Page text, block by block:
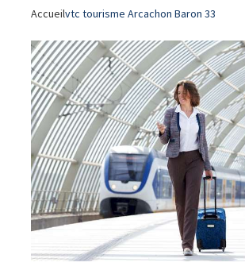
Accueilvtc tourisme Arcachon Baron 33